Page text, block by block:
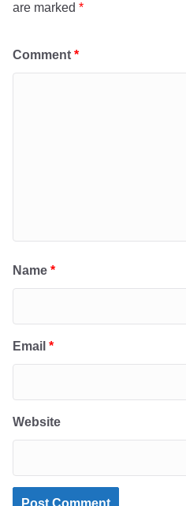
are marked *
Comment *
Name *
Email *
Website